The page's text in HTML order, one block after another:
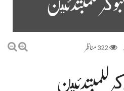
للمبتدئين
322 مناظر
للمبتدئين